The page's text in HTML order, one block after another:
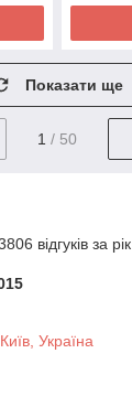
Показати ще
1 / 50
відгуків за рік
Україна